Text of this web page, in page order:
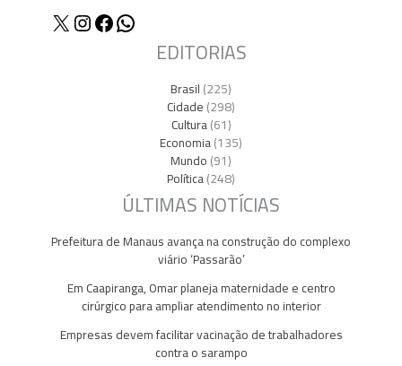
X Instagram
Facebook
WhatsApp
EDITORIAS
Brasil(225)
Cidade(298)
Cultura(61)
Economia(135)
Mundo(91)
Política(248)
ÚLTIMAS NOTÍCIAS
Prefeitura de Manaus avança na construção do complexo
viário ‘Passarão’
Em Caapiranga, Omar planeja maternidade e centro
cirúrgico para ampliar atendimento no interior
Empresas devem facilitar vacinação de trabalhadores
contra o sarampo